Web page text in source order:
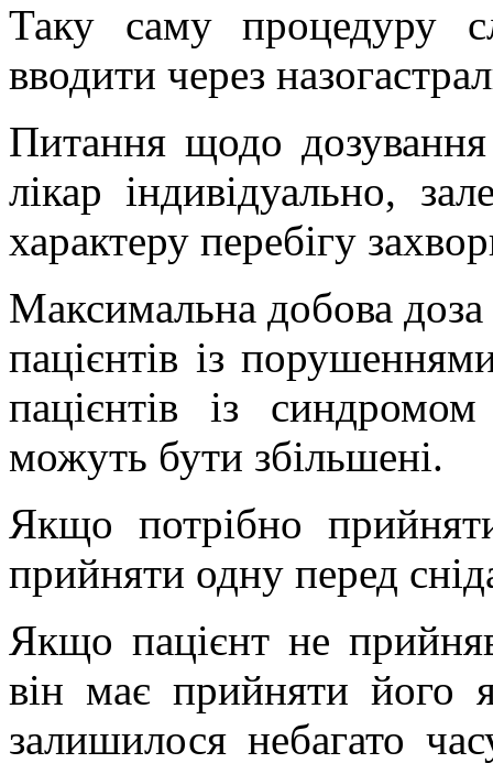
Таку саму процедуру
вводити через
Питання щодо
лікар індивідуально,
характеру перебігу
Максимальна добова
пацієнтів із
пацієнтів із
можуть бути збільшені.
Якщо потрібно
прийняти одну перед
Якщо пацієнт не
він має прийняти
залишилося небагато